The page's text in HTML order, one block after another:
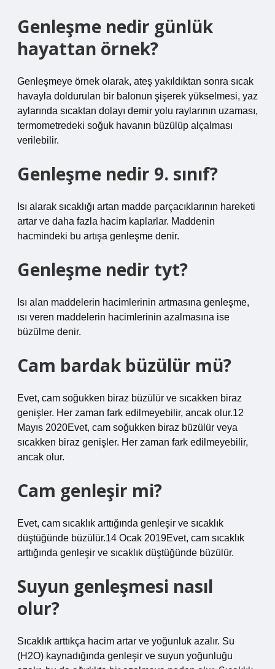
Genleşme nedir günlük
hayattan örnek?
Genleşmeye örnek olarak, ateş yakıldıktan sonra sıcak
havayla doldurulan bir balonun şişerek yükselmesi, yaz
aylarında sıcaktan dolayı demir yolu raylarının uzaması,
termometredeki soğuk havanın büzülüp alçalması
verilebilir.
Genleşme nedir 9. sınıf?
Isı alarak sıcaklığı artan madde parçacıklarının hareketi
artar ve daha fazla hacim kaplarlar. Maddenin
hacmindeki bu artışa genleşme denir.
Genleşme nedir tyt?
Isı alan maddelerin hacimlerinin artmasına genleşme,
ısı veren maddelerin hacimlerinin azalmasına ise
büzülme denir.
Cam bardak büzülür mü?
Evet, cam soğukken biraz büzülür ve sıcakken biraz
genişler. Her zaman fark edilmeyebilir, ancak olur.12
Mayıs 2020Evet, cam soğukken biraz büzülür veya
sıcakken biraz genişler. Her zaman fark edilmeyebilir,
ancak olur.
Cam genleşir mi?
Evet, cam sıcaklık arttığında genleşir ve sıcaklık
düştüğünde büzülür.14 Ocak 2019Evet, cam sıcaklık
arttığında genleşir ve sıcaklık düştüğünde büzülür.
Suyun genleşmesi nasıl
olur?
Sıcaklık arttıkça hacim artar ve yoğunluk azalır. Su
(H2O) kaynadığında genleşir ve suyun yoğunluğu